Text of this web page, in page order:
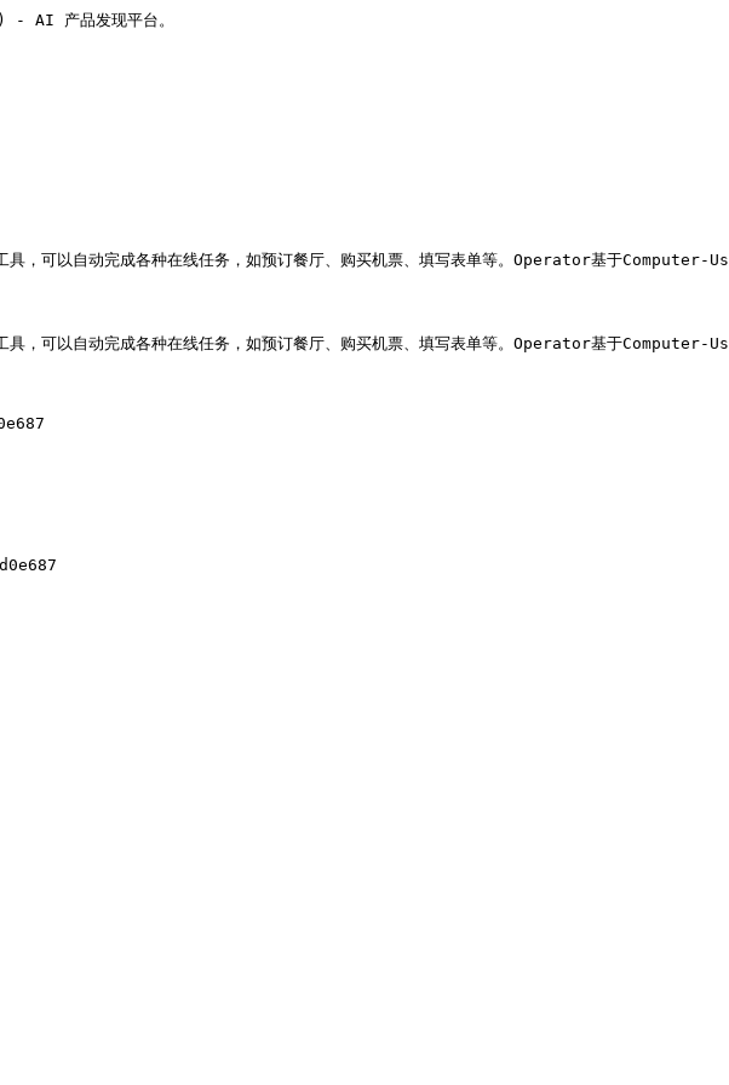
产品发现平台。
，可以自动完成各种在线任务，如预订餐厅、购买机票、填写表单等。Operator基于Computer-
，可以自动完成各种在线任务，如预订餐厅、购买机票、填写表单等。Operator基于Computer-